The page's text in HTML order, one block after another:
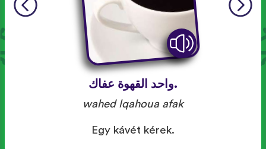
.واحد القهوة عفاك
wahed lqahoua afak
Egy kávét kérek.